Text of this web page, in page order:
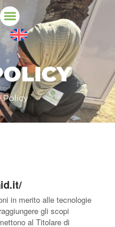
Policy
in merito alle tecnologie
gli scopi
al Titolare di